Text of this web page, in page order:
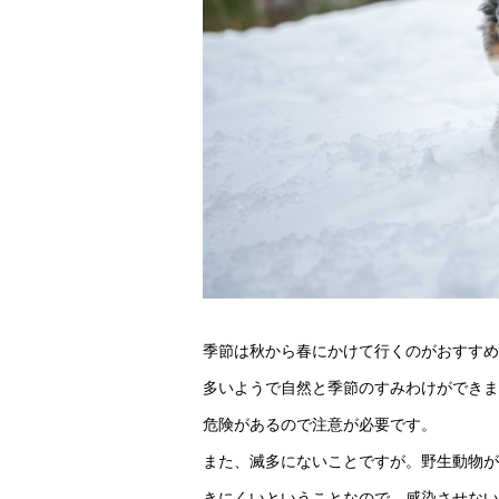
季節は秋から春にかけて行くのがおすす
多いようで自然と季節のすみわけができ
危険があるので注意が必要です。
また、滅多にないことですが。野生動物